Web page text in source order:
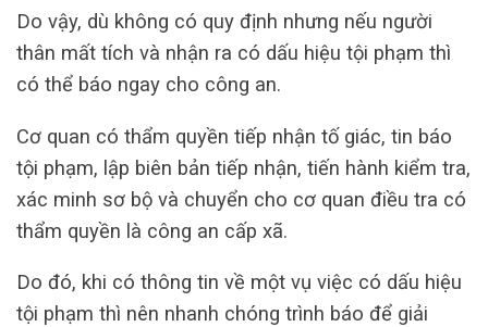
Do vậy, dù không có quy định nhưng nếu người
thân mất tích và nhận ra có dấu hiệu tội phạm thì
có thể báo ngay cho công an.
Cơ quan có thẩm quyền tiếp nhận tố giác, tin báo
tội phạm, lập biên bản tiếp nhận, tiến hành kiểm tra,
xác minh sơ bộ và chuyển cho cơ quan điều tra có
thẩm quyền là công an cấp xã.
Do đó, khi có thông tin về một vụ việc có dấu hiệu
tội phạm thì nên nhanh chóng trình báo để giải